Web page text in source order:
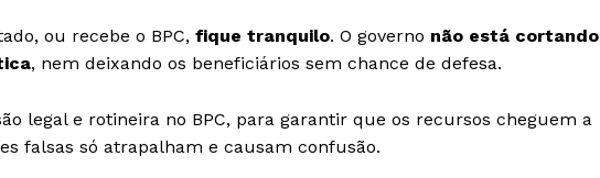
ou recebe o BPC, fique tranquilo. O governo não está cortando
, nem deixando os beneficiários sem chance de defesa.
legal e rotineira no BPC, para garantir que os recursos cheguem a
falsas só atrapalham e causam confusão.